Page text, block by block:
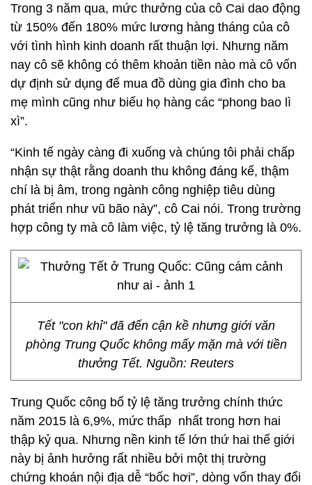
Trong 3 năm qua, mức thưởng của cô Cai dao động
từ 150% đến 180% mức lương hàng tháng của cô
với tình hình kinh doanh rất thuận lợi. Nhưng năm
nay cô sẽ không có thêm khoản tiền nào mà cô vốn
dự định sử dụng để mua đồ dùng gia đình cho ba
mẹ mình cũng như biếu họ hàng các “phong bao lì
xì”.
“Kinh tế ngày càng đi xuống và chúng tôi phải chấp
nhận sự thật rằng doanh thu không đáng kể, thậm
chí là bị âm, trong ngành công nghiệp tiêu dùng
phát triển như vũ bão này”, cô Cai nói. Trong trường
hợp công ty mà cô làm việc, tỷ lệ tăng trưởng là 0%.
Tết "con khỉ" đã đến cận kề nhưng giới văn
phòng Trung Quốc không mấy mặn mà với tiền
thưởng Tết. Nguồn: Reuters
Trung Quốc công bố tỷ lệ tăng trưởng chính thức
năm 2015 là 6,9%, mức thấp nhất trong hơn hai
thập kỷ qua. Nhưng nền kinh tế lớn thứ hai thế giới
này bị ảnh hưởng rất nhiều bởi một thị trường
chứng khoán nội địa dễ “bốc hơi”, dòng vốn thay đổi